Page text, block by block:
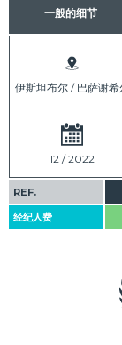
一般的细节
伊斯坦布尔 / 巴萨谢希
12 / 2022
REF.
经纪人费